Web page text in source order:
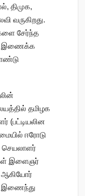
திமுக,
வருகிறது.
சேர்ந்த
இணைக்க
தமிழக
(பட்டியலின
ஈரோடு
இளைஞர்
ஆகியோர்
இணைந்து